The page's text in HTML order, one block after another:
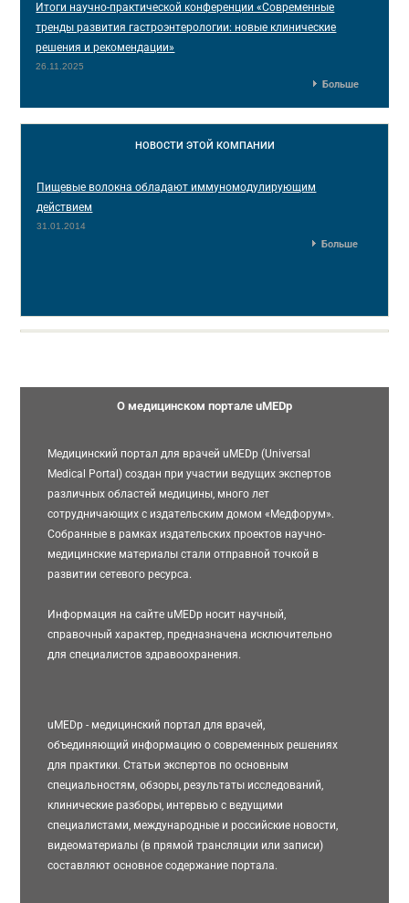
Итоги научно-практической конференции «Современные
тренды развития гастроэнтерологии: новые клинические
решения и рекомендации»
26.11.2025
Больше
НОВОСТИ ЭТОЙ КОМПАНИИ
Пищевые волокна обладают иммуномодулирующим
действием
31.01.2014
Больше
О медицинском портале uMEDp
Медицинский портал для врачей uMEDp (Universal
Medical Portal) создан при участии ведущих экспертов
различных областей медицины, много лет
сотрудничающих с издательским домом «Медфорум».
Собранные в рамках издательских проектов научно-
медицинские материалы стали отправной точкой в
развитии сетевого ресурса.
Информация на сайте uMEDp носит научный,
справочный характер, предназначена исключительно
для специалистов здравоохранения.
uMEDp - медицинский портал для врачей,
объединяющий информацию о современных решениях
для практики. Статьи экспертов по основным
специальностям, обзоры, результаты исследований,
клинические разборы, интервью с ведущими
специалистами, международные и российские новости,
видеоматериалы (в прямой трансляции или записи)
составляют основное содержание портала.